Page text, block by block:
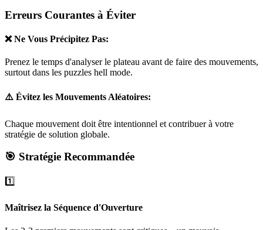
Erreurs Courantes à Éviter
❌ Ne Vous Précipitez Pas:
Prenez le temps d'analyser le plateau avant de faire des mouvements,
surtout dans les puzzles hell mode.
⚠️ Évitez les Mouvements Aléatoires:
Chaque mouvement doit être intentionnel et contribuer à votre
stratégie de solution globale.
🎯 Stratégie Recommandée
1️⃣
Maîtrisez la Séquence d'Ouverture